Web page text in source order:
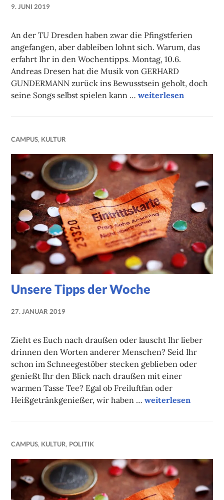
9. JUNI 2019
An der TU Dresden haben zwar die Pfingstferien
angefangen, aber dableiben lohnt sich. Warum, das
erfahrt Ihr in den Wochentipps. Montag, 10.6.
Andreas Dresen hat die Musik von GERHARD
GUNDERMANN zurück ins Bewusstsein geholt, doch
seine Songs selbst spielen kann …Unsere Tipps der
weiterlesen
CAMPUS, KULTUR
Unsere Tipps der Woche
27. JANUAR 2019
Zieht es Euch nach draußen oder lauscht Ihr lieber
drinnen den Worten anderer Menschen? Seid Ihr
schon im Schneegestöber stecken geblieben oder
genießt Ihr den Blick nach draußen mit einer
warmen Tasse Tee? Egal ob Freiluftfan oder
Heißgetränkgenießer, wir haben …Unsere Tipps der
weiterlesen
CAMPUS, KULTUR, POLITIK